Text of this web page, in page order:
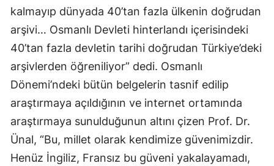
Kastamonu
Kayseri
Kırklareli
Kırşehir
Kocaeli
Konya
Kütahya
kalmayıp dünyada 40’tan fazla ülkenin doğrudan
arşivi… Osmanlı Devleti hinterlandı içerisindeki
40’tan fazla devletin tarihi doğrudan Türkiye’deki
arşivlerden öğreniliyor” dedi. Osmanlı
Dönemi’ndeki bütün belgelerin tasnif edilip
araştırmaya açıldığının ve internet ortamında
araştırmaya sunulduğunun altını çizen Prof. Dr.
Ünal, “Bu, millet olarak kendimize güvenimizdir.
Henüz İngiliz, Fransız bu güveni yakalayamadı,